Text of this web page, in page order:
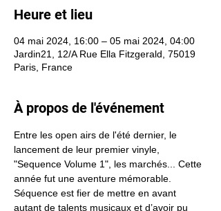
Heure et lieu
04 mai 2024, 16:00 – 05 mai 2024, 04:00
Jardin21, 12/A Rue Ella Fitzgerald, 75019
Paris, France
À propos de l'événement
Entre les open airs de l'été dernier, le
lancement de leur premier vinyle,
"Sequence Volume 1", les marchés... Cette
année fut une aventure mémorable.
Séquence est fier de mettre en avant
autant de talents musicaux et d’avoir pu